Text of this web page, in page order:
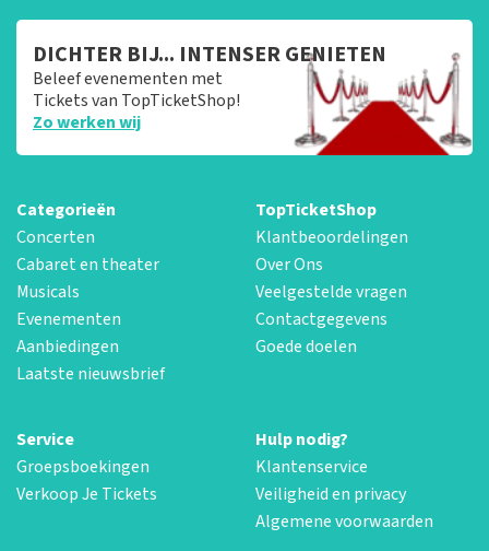
DICHTER BIJ... INTENSER GENIETEN
Beleef evenementen met
Tickets van TopTicketShop!
Zo werken wij
Categorieën
Concerten
Cabaret en theater
Musicals
Evenementen
Aanbiedingen
Laatste nieuwsbrief
TopTicketShop
Klantbeoordelingen
Over Ons
Veelgestelde vragen
Contactgegevens
Goede doelen
Service
Groepsboekingen
Verkoop Je Tickets
Hulp nodig?
Klantenservice
Veiligheid en privacy
Algemene voorwaarden